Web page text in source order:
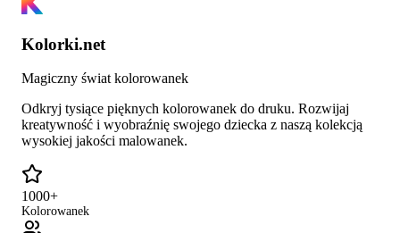
Kolorki.net
Magiczny świat kolorowanek
Odkryj tysiące pięknych kolorowanek do druku. Rozwijaj
kreatywność i wyobraźnię swojego dziecka z naszą kolekcją
wysokiej jakości malowanek.
1000+
Kolorowanek